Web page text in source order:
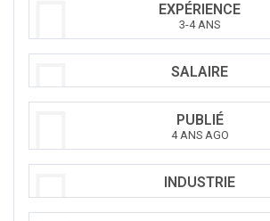
EXPÉRIENCE
3-4 ANS
SALAIRE
PUBLIÉ
4 ANS AGO
INDUSTRIE